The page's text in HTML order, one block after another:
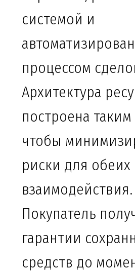
системой и
процессом
Архитектура
построена
чтобы
риски для обеих
взаимодействия.
Покупатель
гарантии
средств до